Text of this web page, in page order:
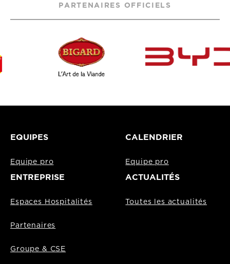
PARTENAIRES OFFICIELS
EQUIPES
Equipe pro
CALENDRIER
Equipe pro
ENTREPRISE
Espaces Hospitalités
Partenaires
Groupe & CSE
ACTUALITÉS
Toutes les actualités